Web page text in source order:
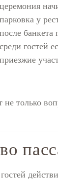
церемония
парковка у
после банкета
среди гостей
приезжие
не только